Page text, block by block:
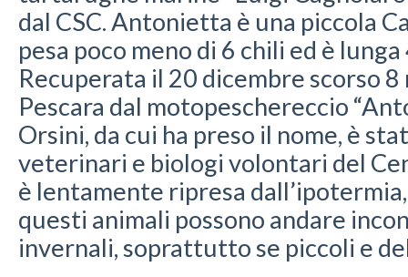
dal CSC. Antonietta è una piccola
pesa poco meno di 6 chili ed è
Recuperata il 20 dicembre scorso
Pescara dal motopeschereccio
Orsini, da cui ha preso il nome, è
veterinari e biologi volontari del
è lentamente ripresa
questi animali possono andare
invernali, soprattutto se piccoli e